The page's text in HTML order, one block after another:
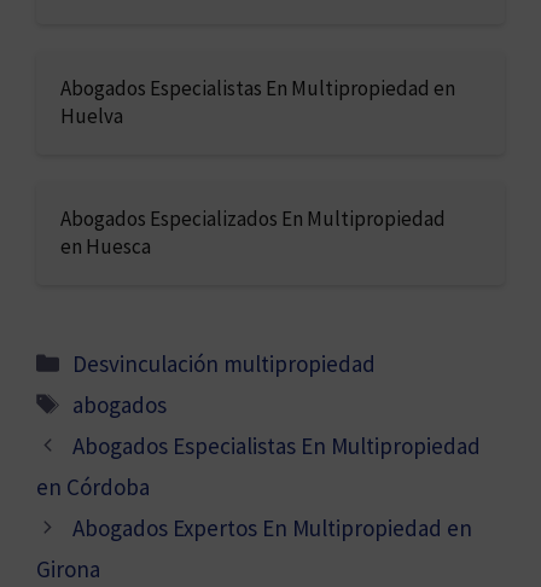
Abogados Especialistas En Multipropiedad en
Huelva
Abogados Especializados En Multipropiedad
en Huesca
Categorías
Desvinculación multipropiedad
Etiquetas
abogados
Abogados Especialistas En Multipropiedad
en Córdoba
Abogados Expertos En Multipropiedad en
Girona